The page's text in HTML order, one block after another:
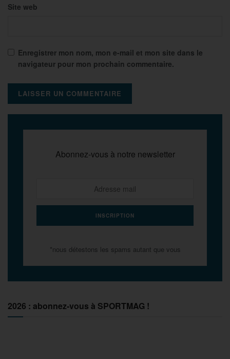
Site web
Enregistrer mon nom, mon e-mail et mon site dans le
navigateur pour mon prochain commentaire.
Abonnez-vous à notre newsletter
*nous détestons les spams autant que vous
2026 : abonnez-vous à SPORTMAG !